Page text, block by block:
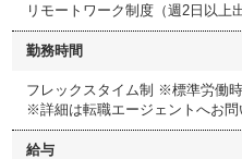
リモートワーク制度（週2日以上
勤務時間
フレックスタイム制 ※標準労働
※詳細は転職エージェントへお問
給与